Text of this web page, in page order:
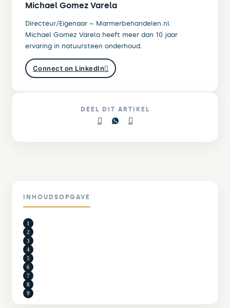
INHOUDSOPGAVE
Michael Gomez Varela
Directeur/Eigenaar – Marmerbehandelen.nl.
Michael Gomez Varela heeft meer dan 10 jaar
ervaring in natuursteen onderhoud.
Connect on LinkedIn
DEEL DIT ARTIKEL